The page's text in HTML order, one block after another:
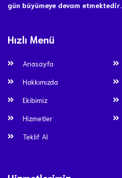
gün büyümeye devam etmektedir.
Hızlı Menü
Anasayfa
Hakkımızda
Ekibimiz
Hizmetler
Teklif Al